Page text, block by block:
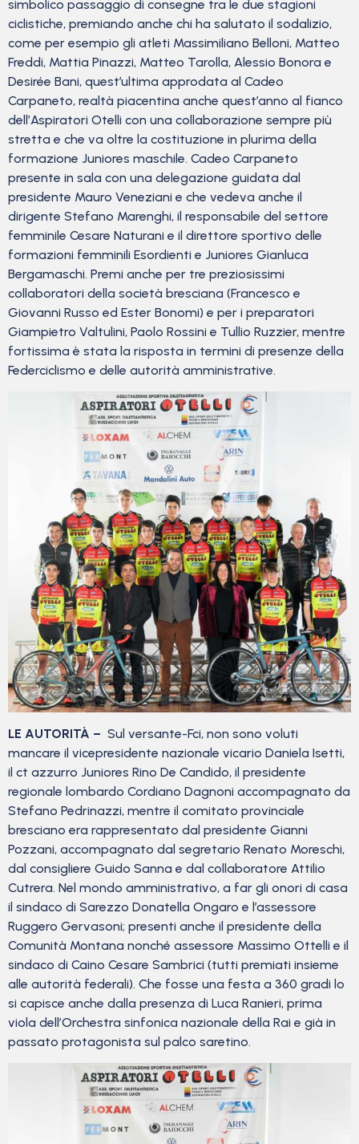
simbolico passaggio di consegne tra le due stagioni
ciclistiche, premiando anche chi ha salutato il sodalizio,
come per esempio gli atleti Massimiliano Belloni, Matteo
Freddi, Mattia Pinazzi, Matteo Tarolla, Alessio Bonora e
Desirée Bani, quest’ultima approdata al Cadeo
Carpaneto, realtà piacentina anche quest’anno al fianco
dell’Aspiratori Otelli con una collaborazione sempre più
stretta e che va oltre la costituzione in plurima della
formazione Juniores maschile. Cadeo Carpaneto
presente in sala con una delegazione guidata dal
presidente Mauro Veneziani e che vedeva anche il
dirigente Stefano Marenghi, il responsabile del settore
femminile Cesare Naturani e il direttore sportivo delle
formazioni femminili Esordienti e Juniores Gianluca
Bergamaschi. Premi anche per tre preziosissimi
collaboratori della società bresciana (Francesco e
Giovanni Russo ed Ester Bonomi) e per i preparatori
Giampietro Valtulini, Paolo Rossini e Tullio Ruzzier, mentre
fortissima è stata la risposta in termini di presenze della
Federciclismo e delle autorità amministrative.
LE AUTORITÀ – Sul versante-Fci, non sono voluti
mancare il vicepresidente nazionale vicario Daniela Isetti,
il ct azzurro Juniores Rino De Candido, il presidente
regionale lombardo Cordiano Dagnoni accompagnato da
Stefano Pedrinazzi, mentre il comitato provinciale
bresciano era rappresentato dal presidente Gianni
Pozzani, accompagnato dal segretario Renato Moreschi,
dal consigliere Guido Sanna e dal collaboratore Attilio
Cutrera. Nel mondo amministrativo, a far gli onori di casa
il sindaco di Sarezzo Donatella Ongaro e l’assessore
Ruggero Gervasoni; presenti anche il presidente della
Comunità Montana nonché assessore Massimo Ottelli e il
sindaco di Caino Cesare Sambrici (tutti premiati insieme
alle autorità federali). Che fosse una festa a 360 gradi lo
si capisce anche dalla presenza di Luca Ranieri, prima
viola dell’Orchestra sinfonica nazionale della Rai e già in
passato protagonista sul palco saretino.